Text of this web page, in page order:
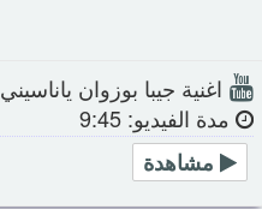
اغنية جيبا بوزوان ياناسيني
مدة الفيديو: 9:45
مشاهدة